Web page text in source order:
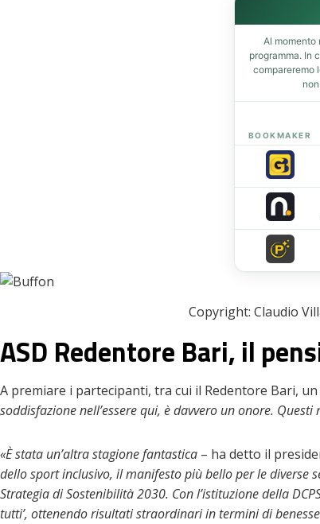
Al momento
programma. In
compareremo
BOOKMAKER
Copyright: Claudio
ASD Redentore Bari, il
A premiare i partecipanti, tra cui il Redentore Bari,
soddisfazione nell’essere qui, è davvero un onore.
«È stata un’altra stagione fantastica – ha detto il
dello sport inclusivo, il manifesto più bello per le
Strategia di Sostenibilità 2030. Con l’istituzione della
tutti’, ottenendo risultati straordinari in termini di